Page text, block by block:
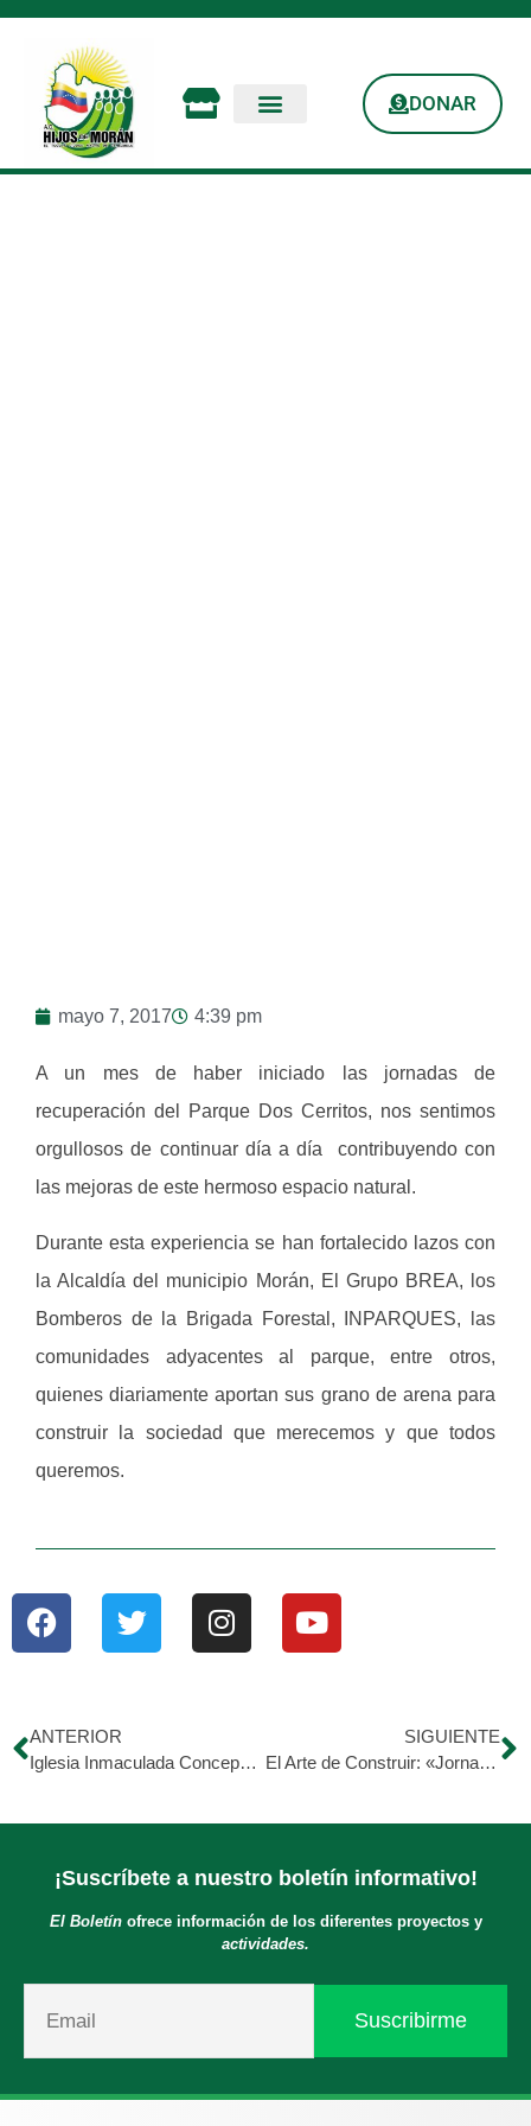
DONAR
mayo 7, 2017 4:39 pm
A un mes de haber iniciado las jornadas de
recuperación del Parque Dos Cerritos, nos sentimos
orgullosos de continuar día a día contribuyendo con
las mejoras de este hermoso espacio natural.
Durante esta experiencia se han fortalecido lazos con
la Alcaldía del municipio Morán, El Grupo BREA, los
Bomberos de la Brigada Forestal, INPARQUES, las
comunidades adyacentes al parque, entre otros,
quienes diariamente aportan sus grano de arena para
construir la sociedad que merecemos y que todos
queremos.
ANTERIOR
Iglesia Inmaculada Concepción de El Tocuyo
SIGUIENTE
El Arte de Construir: «Jornada de Albañilería en el Hospital Egidio Montesinos»
¡Suscríbete a nuestro boletín informativo!
El Boletínofrece información de los diferentes proyectos y
actividades.